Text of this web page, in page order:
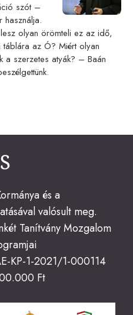
szót –
használja.
olyan örömteli ez az idő,
táblára az Ó? Miért olyan
a szerzetes atyák? – Baán
és a
valósult meg.
Tanítvány Mozgalom
KP-1-2021/1-000114
Ft